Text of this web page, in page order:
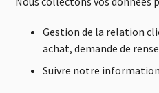
Gestion de la relation
achat, demande de
Suivre notre